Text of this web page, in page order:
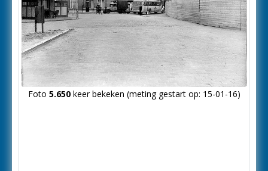
Foto 5.650keer bekeken (meting gestart op: 15-01-16)